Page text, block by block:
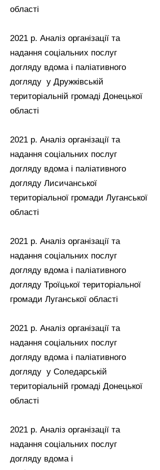
області
2021 р. Аналіз організації та
надання соціальних послуг
догляду вдома і паліативного
догляду у Дружківській
територіальній громаді Донецької
області
2021 р. Аналіз організації та
надання соціальних послуг
догляду вдома і паліативного
догляду Лисичанської
територіальної громади Луганської
області
2021 р. Аналіз організації та
надання соціальних послуг
догляду вдома і паліативного
догляду Троїцької територіальної
громади Луганської області
2021 р. Аналіз організації та
надання соціальних послуг
догляду вдома і паліативного
догляду у Соледарській
територіальній громаді Донецької
області
2021 р. Аналіз організації та
надання соціальних послуг
догляду вдома і